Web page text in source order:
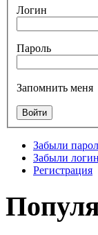
Логин
Пароль
Запомнить меня
Забыли
Забыли
Регистрация